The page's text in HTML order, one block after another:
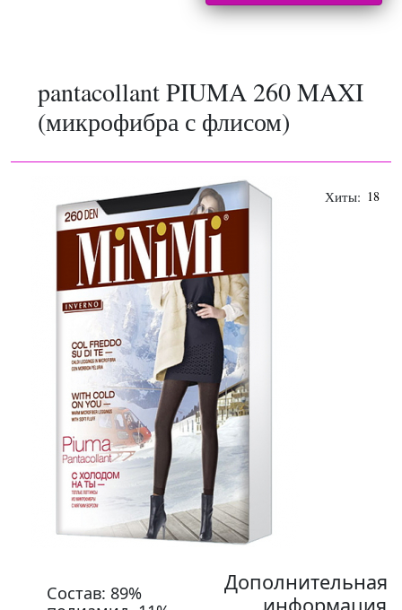
pantacollant PIUMA 260 MAXI
(микрофибра с флисом)
Хиты: 18
Дополнительная
Состав: 89%